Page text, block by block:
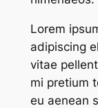
Lorem
adipiscing
vitae
mi pretium
eu aenean